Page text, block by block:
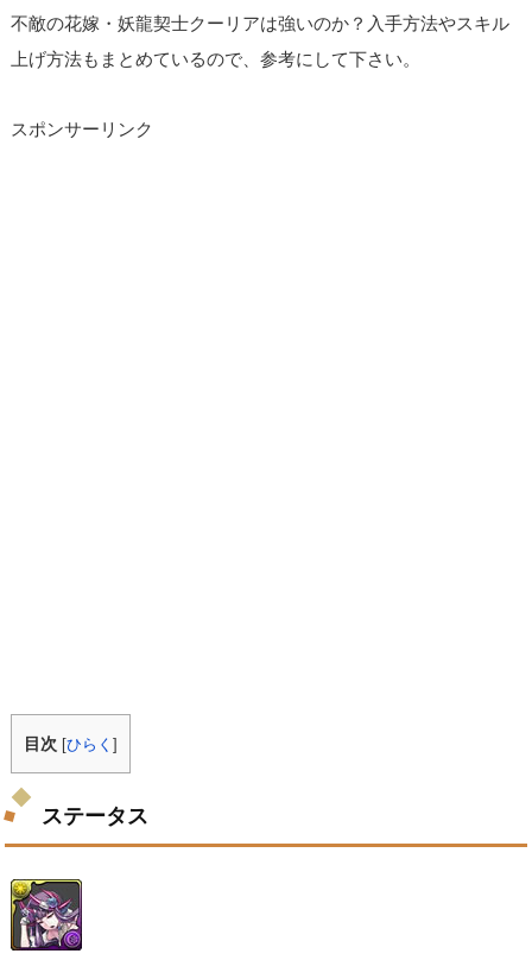
不敵の花嫁・妖龍契士クーリアは強いのか？入手方法やスキル
上げ方法もまとめているので、参考にして下さい。
スポンサーリンク
目次 [ひらく]
ステータス